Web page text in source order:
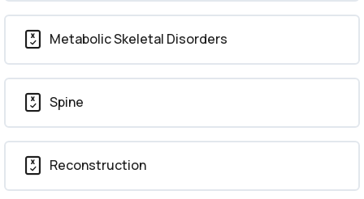
Metabolic Skeletal Disorders
Spine
Reconstruction